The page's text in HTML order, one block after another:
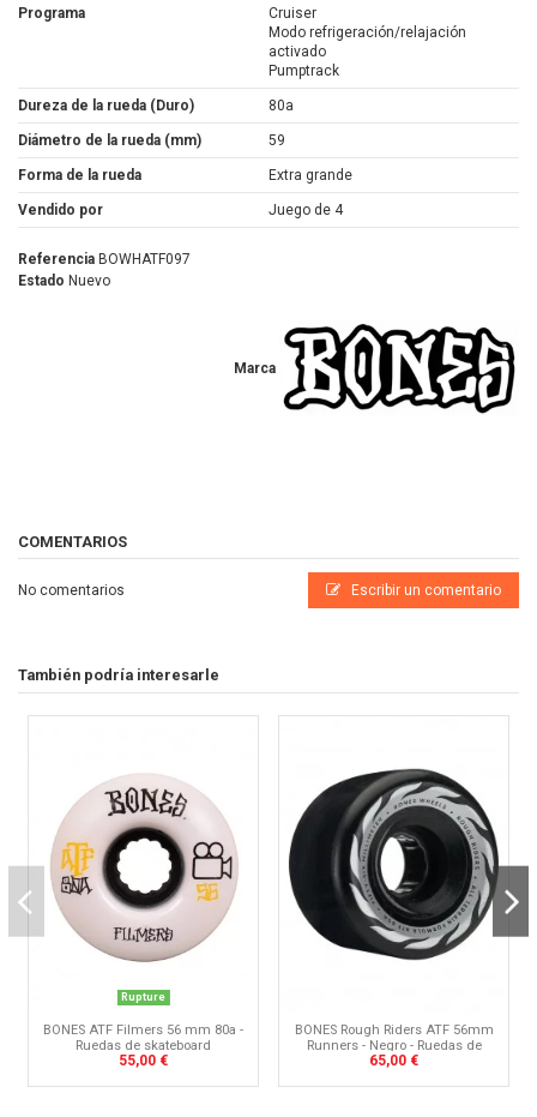
Programa
Cruiser
Modo refrigeración/relajación
activado
Pumptrack
Dureza de la rueda (Duro) 80a
Diámetro de la rueda (mm) 59
Forma de la rueda Extra grande
Vendido por Juego de 4
Marca
Referencia BOWHATF097
Estado Nuevo
COMENTARIOS
No comentarios Escribir un comentario
También podría interesarle
Rupture
BONES ATF Filmers 56 mm 80a -
Ruedas de skateboard
55,00 €
BONES Rough Riders ATF 56mm
Runners - Negro - Ruedas de
skate
65,00 €